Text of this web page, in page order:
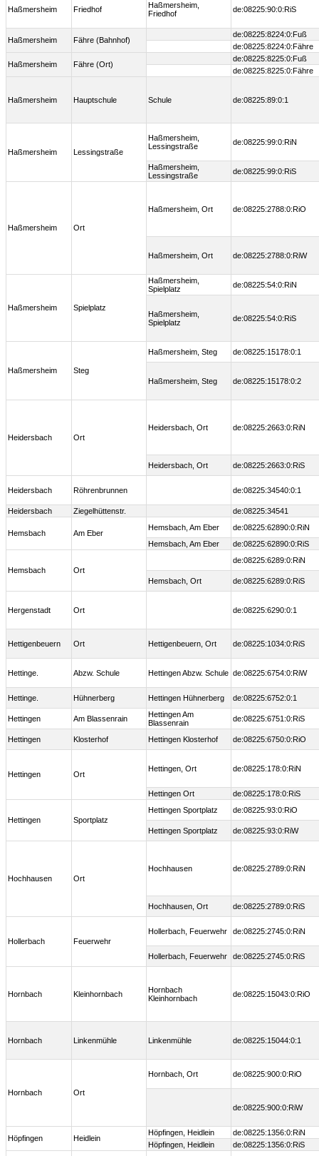
Haßmersheim Friedhof
Haßmersheim,
Friedhof
de:08225:90:0:RiS
Haßmersheim Fähre (Bahnhof)
de:08225:8224:0:Fuß
de:08225:8224:0:Fähre
Haßmersheim Fähre (Ort)
de:08225:8225:0:Fuß
de:08225:8225:0:Fähre
Haßmersheim Hauptschule Schule de:08225:89:0:1
Haßmersheim Lessingstraße
Haßmersheim,
Lessingstraße
de:08225:99:0:RiN
Haßmersheim,
Lessingstraße
de:08225:99:0:RiS
Haßmersheim Ort
Haßmersheim, Ort de:08225:2788:0:RiO
Haßmersheim, Ort de:08225:2788:0:RiW
Haßmersheim Spielplatz
Haßmersheim,
Spielplatz
de:08225:54:0:RiN
Haßmersheim,
Spielplatz
de:08225:54:0:RiS
Haßmersheim Steg
Haßmersheim, Steg de:08225:15178:0:1
Haßmersheim, Steg de:08225:15178:0:2
Heidersbach Ort
Heidersbach, Ort de:08225:2663:0:RiN
Heidersbach, Ort de:08225:2663:0:RiS
Heidersbach Röhrenbrunnen de:08225:34540:0:1
Heidersbach Ziegelhüttenstr. de:08225:34541
Hemsbach Am Eber
Hemsbach, Am Eber
de:08225:62890:0:RiN
Hemsbach, Am Eber
de:08225:62890:0:RiS
Hemsbach Ort
de:08225:6289:0:RiN
Hemsbach, Ort de:08225:6289:0:RiS
Hergenstadt Ort de:08225:6290:0:1
Hettigenbeuern Ort Hettigenbeuern, Ort de:08225:1034:0:RiS
Hettinge. Abzw. Schule Hettingen Abzw. Schule de:08225:6754:0:RiW
Hettinge. Hühnerberg Hettingen Hühnerberg de:08225:6752:0:1
Hettingen Am Blassenrain
Hettingen Am
Blassenrain
de:08225:6751:0:RiS
Hettingen Klosterhof Hettingen Klosterhof de:08225:6750:0:RiO
Hettingen Ort
Hettingen, Ort de:08225:178:0:RiN
Hettingen Ort de:08225:178:0:RiS
Hettingen Sportplatz
Hettingen Sportplatz de:08225:93:0:RiO
Hettingen Sportplatz de:08225:93:0:RiW
Hochhausen Ort
Hochhausen de:08225:2789:0:RiN
Hochhausen, Ort de:08225:2789:0:RiS
Hollerbach Feuerwehr
Hollerbach, Feuerwehr de:08225:2745:0:RiN
Hollerbach, Feuerwehr de:08225:2745:0:RiS
Hornbach Kleinhornbach
Hornbach
Kleinhornbach
de:08225:15043:0:RiO
Hornbach Linkenmühle Linkenmühle de:08225:15044:0:1
Hornbach Ort
Hornbach, Ort de:08225:900:0:RiO
de:08225:900:0:RiW
Höpfingen Heidlein
Höpfingen, Heidlein
de:08225:1356:0:RiN
Höpfingen, Heidlein
de:08225:1356:0:RiS